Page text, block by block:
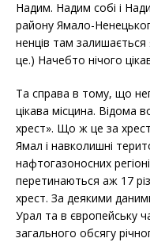
Надим. Надим собі і
району Ямало-
ненців там
це.) Начебто нічого
Та справа в тому, що
цікава місцина. Відома
хрест». Що ж це за хрест
Ямал і навколишні
нафтогазоносних
перетинаються аж 17
хрест. За деякими
Урал та в європейську
загального обсягу